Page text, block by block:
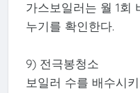
가스보일러는 월 1회
누기를 확인한다.
9) 전극봉청소
보일러 수를 배수시